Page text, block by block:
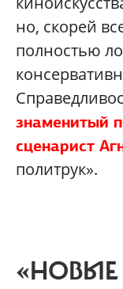
но, скорей
полностью
знаменитый
сценарист
политрук».